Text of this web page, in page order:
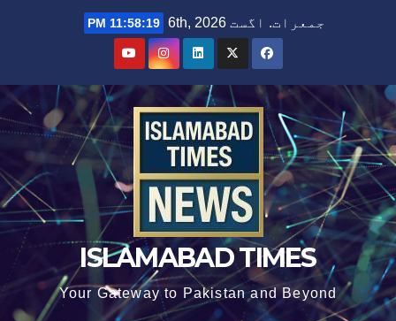
جمعرات. اگست 6th, 2026 11:58:19 PM
ISLAMABAD TIMES
Your Gateway to Pakistan and Beyond